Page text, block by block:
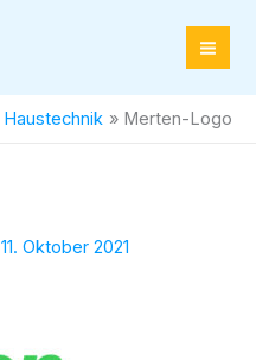
Haustechnik Merten-Logo
11. Oktober 2021